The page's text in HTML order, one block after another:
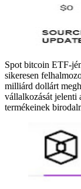
Spot bitcoin ETF-
sikeresen
milliárd dollárt
vállalkozását jelenti
termékeinek